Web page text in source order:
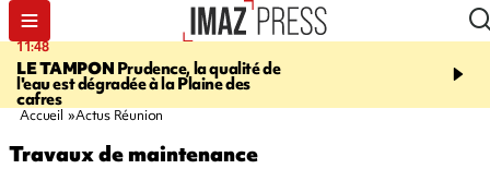
11:48
LE TAMPON Prudence, la qualité de
l'eau est dégradée à la Plaine des
cafres
12:48
Cap Lahoussaye du 10
Accueil Actus Réunion
Travaux de maintenance